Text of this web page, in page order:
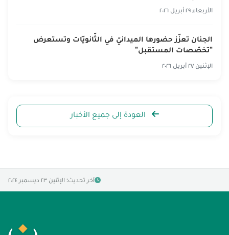
الأربعاء ٢٩ أبريل ٢٠٢٦
الجنان تعزّز حضورها الميدانيّ في الثّانويّات وتستعرض
"تخصّصات المستقبل"
الإثنين ٢٧ أبريل ٢٠٢٦
العودة إلى جميع الأخبار
آخر تحديث: الإثنين ٢٣ ديسمبر ٢٠٢٤